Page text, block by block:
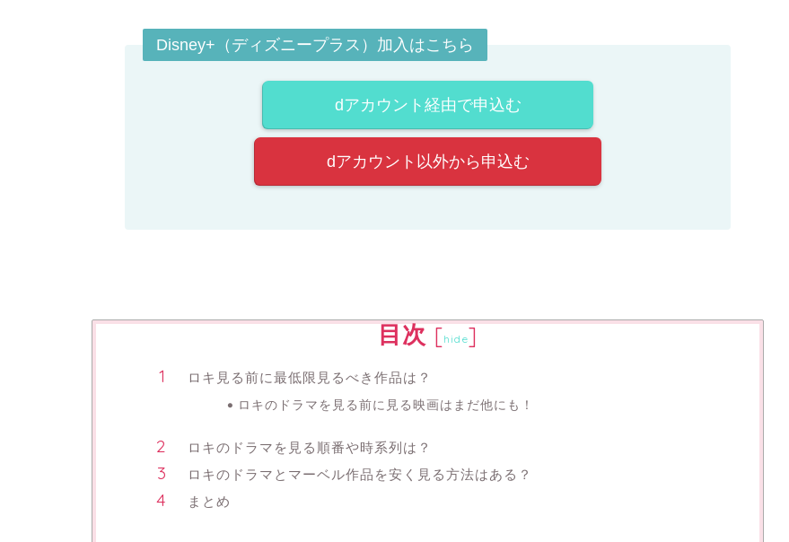
Disney+（ディズニープラス）加入はこちら
dアカウント経由で申込む
dアカウント以外から申込む
目次 [hide]
ロキ見る前に最低限見るべき作品は？
ロキのドラマを見る前に見る映画はまだ他にも！
ロキのドラマを見る順番や時系列は？
ロキのドラマとマーベル作品を安く見る方法はある？
まとめ